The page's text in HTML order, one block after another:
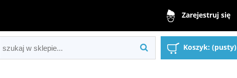
Zarejestruj się
Koszyk: (pusty)